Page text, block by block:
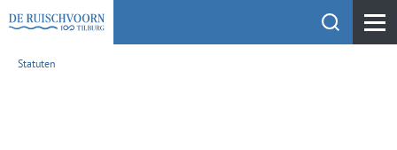
KEHV de Ruischvoorn Toon
Statuten